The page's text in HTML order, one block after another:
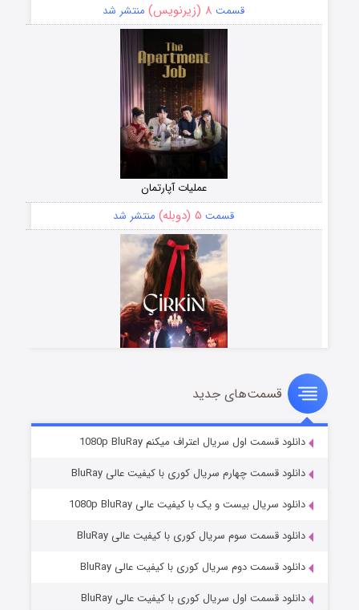
قسمت ۸ (زیرنویس) منتشر شد
عملیات آپارتمان
قسمت ۵ (دوبله) منتشر شد
سریال زشت
قسمت۲ (زیرنویس) منتشر شد
مردگان متحرک: شهر مرده ۳
قسمت‌های جدید
دانلود قسمت اول سریال اعتراف میکنم 1080p BluRay
دانلود قسمت چهارم سریال کوری با کیفیت عالی BluRay
دانلود سریال بیست و یک با کیفیت عالی 1080p BluRay
دانلود قسمت سوم سریال کوری با کیفیت عالی BluRay
دانلود قسمت دوم سریال کوری با کیفیت عالی BluRay
دانلود قسمت اول سریال کوری با کیفیت عالی BluRay